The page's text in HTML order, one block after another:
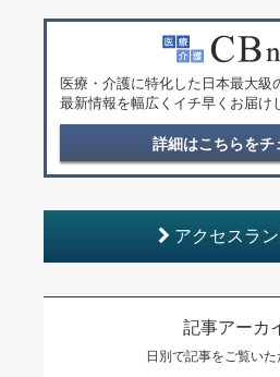
医療・介護に特化した日本最大級
最新情報を幅広くイチ早くお届け
詳細はこちらをチ
アクセスラ
記事アーカ
日別で記事をご覧いた